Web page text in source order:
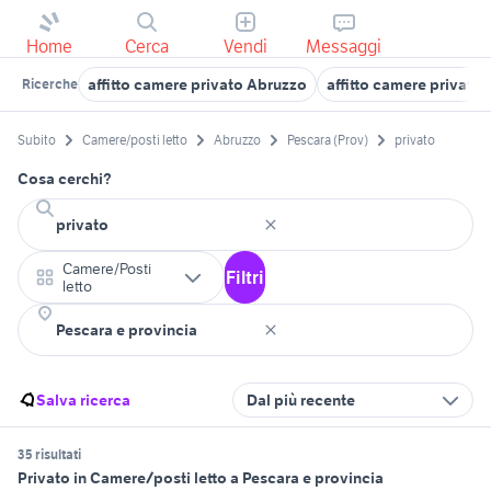
Home Cerca Vendi Messaggi
Ricerche affitto camere privato Abruzzo affitto camere privato
Subito Camere/posti letto Abruzzo Pescara (Prov) privato
Cosa cerchi?
Camere/Posti
letto
Filtri
Salva ricerca Dal più recente
35 risultati
Privato in Camere/posti letto a Pescara e provincia